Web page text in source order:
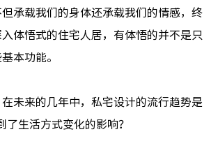
承载我们的身体还承载我们的情感，终
体悟式的住宅人居，有体悟的并不是只
本功能。
未来的几年中，私宅设计的流行趋势是
了生活方式变化的影响？